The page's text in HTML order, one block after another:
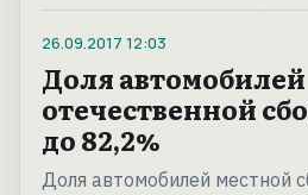
26.09.2017 12:03
Доля автомобилей
отечественной
до 82,2%
Доля автомобилей местной